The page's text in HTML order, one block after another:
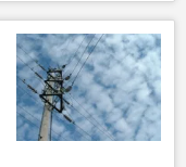
Союз Отечества — Христианские демократы Литвы (СО-ХДЛ)